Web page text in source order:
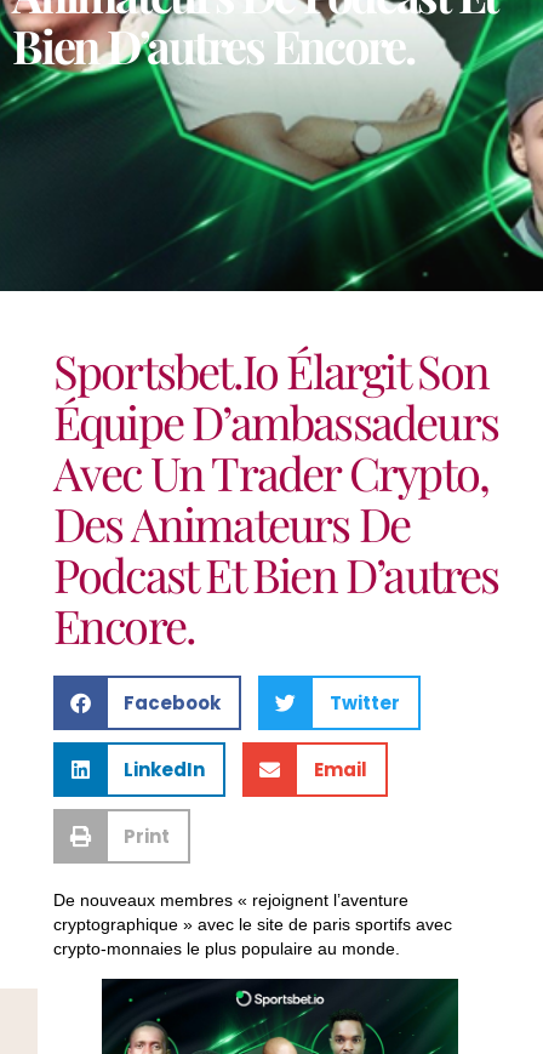
Bien D’autres Encore.
Sportsbet.io Élargit Son
Équipe D’ambassadeurs
Avec Un Trader Crypto,
Des Animateurs De
Podcast Et Bien D’autres
Encore.
Facebook Twitter
LinkedIn Email
Print
De nouveaux membres « rejoignent l’aventure
cryptographique » avec le site de paris sportifs avec
crypto-monnaies le plus populaire au monde.